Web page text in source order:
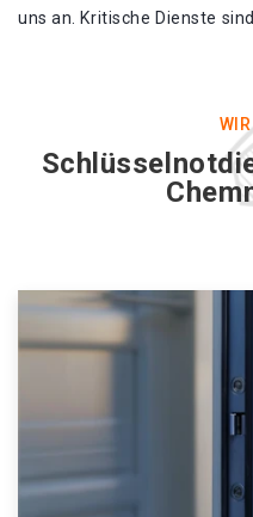
uns an. Kritische Dienste